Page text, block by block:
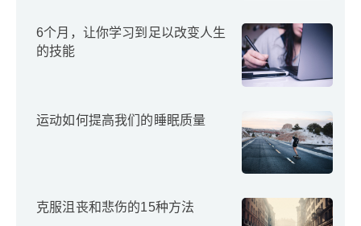
6个月，让你学习到足以改变人生
的技能
运动如何提高我们的睡眠质量
克服沮丧和悲伤的15种方法